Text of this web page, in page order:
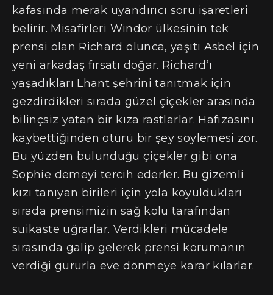
kafasında merak uyandırıcı soru işaretleri
belirir. Misafirleri Windor ülkesinin tek
prensi olan Richard olunca, yaşıtı Asbel için
yeni arkadaş fırsatı doğar. Richard’ı
yaşadıkları Lhant şehrini tanıtmak için
gezdirdikleri sırada güzel çiçekler arasında
bilinçsiz yatan bir kıza rastlarlar. Hafızasını
kaybettiğinden ötürü bir şey söylemesi zor.
Bu yüzden bulunduğu çiçekler gibi ona
Sophie demeyi tercih ederler. Bu gizemli
kızı tanıyan birileri için yola koyuldukları
sırada prensimizin sağ kolu tarafından
suikaste uğrarlar. Verdikleri mücadele
sırasında galip gelerek prensi korumanın
verdiği gururla eve dönmeye karar kılarlar.